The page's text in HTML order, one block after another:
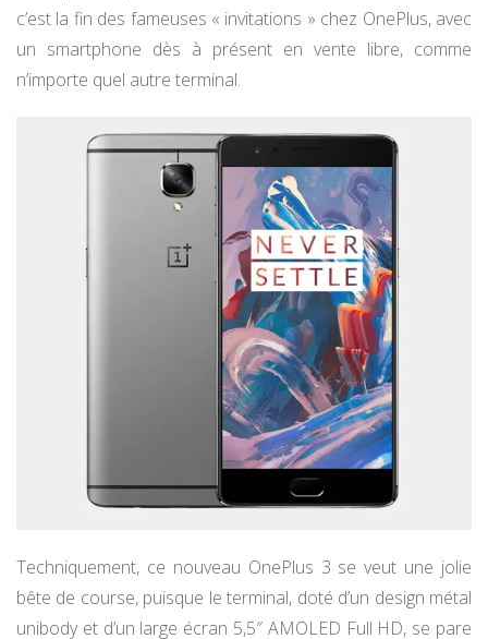
c’est la fin des fameuses « invitations » chez OnePlus, avec
un smartphone dès à présent en vente libre, comme
n’importe quel autre terminal.
Techniquement, ce nouveau OnePlus 3 se veut une jolie
bête de course, puisque le terminal, doté d’un design métal
unibody et d’un large écran 5,5″ AMOLED Full HD, se pare